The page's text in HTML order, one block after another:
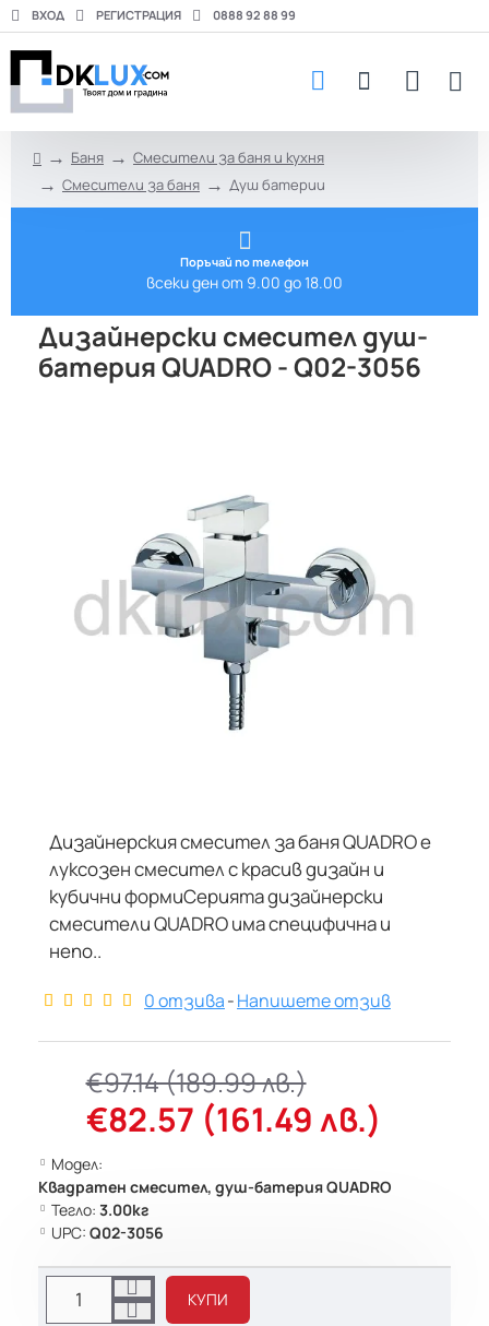
ВХОД РЕГИСТРАЦИЯ 0888 92 88 99
Баня
Смесители за баня и кухня
Смесители за баня
Душ батерии
Поръчай по телефон
всеки ден от 9.00 до 18.00
Дизайнерски смесител душ-
батерия QUADRO - Q02-3056
-15%
Дизайнерския смесител за баня QUADRO е
луксозен смесител с красив дизайн и
кубични формиСерията дизайнерски
смесители QUADRO има специфична и
непо..
0 отзива-Напишете отзив
€82.57 (161.49 лв.)
€97.14 (189.99 лв.)
Модел:
Квадратен смесител, душ-батерия QUADRO
Тегло: 3.00кг
UPC: Q02-3056
КУПИ